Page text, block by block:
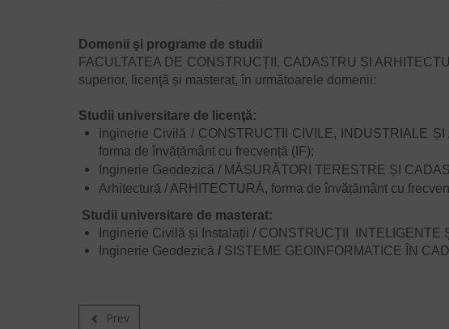
Domenii şi programe de studii
FACULTATEA DE CONSTRUCȚII, CADASTRU ȘI
superior, licenţă și masterat, în următoarele domenii:
Studii universitare de licenţă:
Inginerie Civilă / CONSTRUCȚII CIVILE, INDUSTRIALE
forma de învățământ cu frecvență (IF);
Inginerie Geodezică / MĂSURĂTORI TERESTRE ȘI
Arhitectură / ARHITECTURĂ, forma de învățământ cu
Studii universitare de masterat:
Inginerie Civilă și Instalații / CONSTRUCȚII INTELIGENTE
Inginerie Geodezică / SISTEME GEOINFORMATICE ÎN
Prev